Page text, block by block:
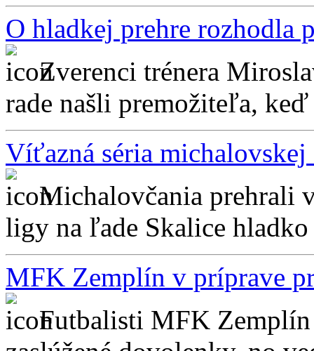
O hladkej prehre rozhodla
Zverenci trénera
rade našli premožiteľa,
Víťazná séria
Michalovčania prehrali
ligy na ľade Skalice
MFK Zemplín v príprave
Futbalisti MFK Zemplín